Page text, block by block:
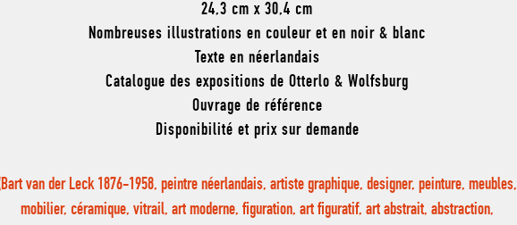
24,3 cm x 30,4 cm
Nombreuses illustrations en couleur et en noir & blanc
Texte en néerlandais
Catalogue des expositions de Otterlo & Wolfsburg
Ouvrage de référence
Disponibilité et prix sur demande
van der Leck 1876-1958, peintre néerlandais, artiste graphique, designer, peinture, meubles,
mobilier, céramique, vitrail, art moderne, figuration, art figuratif, art abstrait, abstraction,